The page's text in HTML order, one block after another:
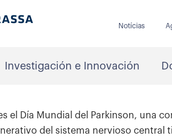
Notícias
Investigación e Innovación
el Día Mundial del Parkinson, una
del sistema nervioso central